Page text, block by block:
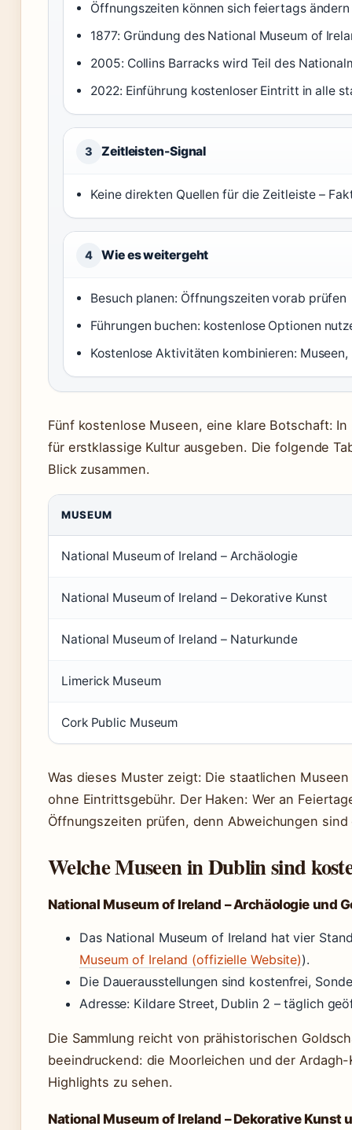
Öffnungszeiten können sich feiertags ändern
1877: Gründung des National Museum of
2005: Collins Barracks wird Teil des
2022: Einführung kostenloser Eintritt in alle
3 Zeitleisten-Signal
Keine direkten Quellen für die Zeitleiste –
4 Wie es weitergeht
Besuch planen: Öffnungszeiten vorab prüfen
Führungen buchen: kostenlose Optionen
Kostenlose Aktivitäten kombinieren: Museen,
Fünf kostenlose Museen, eine klare Botschaft:
für erstklassige Kultur ausgeben. Die folgende
Blick zusammen.
MUSEUM
National Museum of Ireland – Archäologie
National Museum of Ireland – Dekorative Kunst
National Museum of Ireland – Naturkunde
Limerick Museum
Cork Public Museum
Was dieses Muster zeigt: Die staatlichen
ohne Eintrittsgebühr. Der Haken: Wer an
Öffnungszeiten prüfen, denn Abweichungen sind
Welche Museen in Dublin sind
National Museum of Ireland – Archäologie und
Das National Museum of Ireland hat vier
Museum of Ireland (offizielle Website)).
Die Dauerausstellungen sind kostenfrei,
Adresse: Kildare Street, Dublin 2 – täglich
Die Sammlung reicht von prähistorischen
beeindruckend: die Moorleichen und der
Highlights zu sehen.
National Museum of Ireland – Dekorative